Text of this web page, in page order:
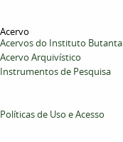
Acervo
Acervos do Instituto
Acervo Arquivístico
Instrumentos de Pesquisa
Políticas de Uso e Acesso